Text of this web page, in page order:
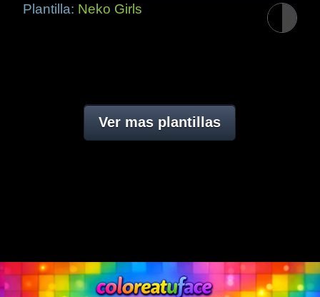
Plantilla: Neko Girls
Ver mas plantillas